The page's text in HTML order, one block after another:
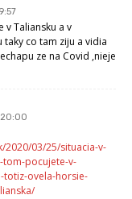
v Taliansku a v
taky co tam ziju a vidia
ze na Covid ,nieje
2020/03/25/situacia-v-
tom-pocujete-v-
totiz-ovela-horsie-